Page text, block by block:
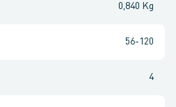
0,840 Kg
56-120
4